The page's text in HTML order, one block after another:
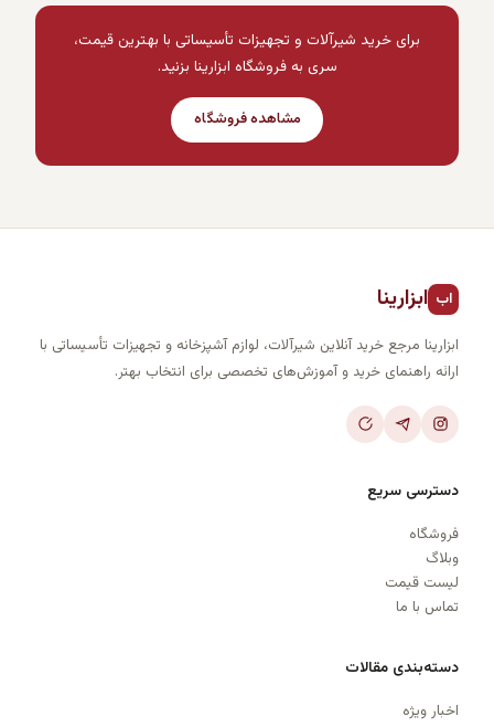
برای خرید شیرآلات و تجهیزات تأسیساتی با بهترین قیمت،
سری به فروشگاه ابزارینا بزنید.
مشاهده فروشگاه
اب ابزارینا
ابزارینا مرجع خرید آنلاین شیرآلات، لوازم آشپزخانه و تجهیزات تأسیساتی با
ارائه راهنمای خرید و آموزش‌های تخصصی برای انتخاب بهتر.
دسترسی سریع
فروشگاه
وبلاگ
لیست قیمت
تماس با ما
دسته‌بندی مقالات
اخبار ویژه